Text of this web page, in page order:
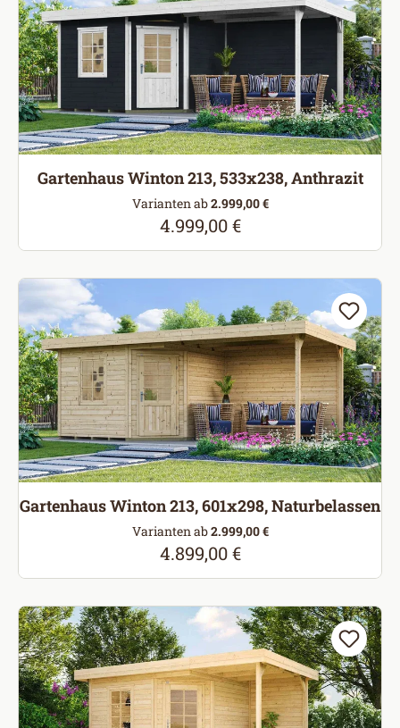
Gartenhaus Winton 213, 533x238, Anthrazit
Varianten ab2.999,00 €
Regulärer Preis:
4.999,00 €
Gartenhaus Winton 213, 601x298, Naturbelassen
Varianten ab2.999,00 €
Regulärer Preis:
4.899,00 €